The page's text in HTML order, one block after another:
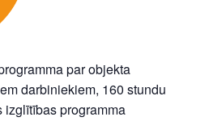
par objekta
darbiniekiem, 160 stundu
programma